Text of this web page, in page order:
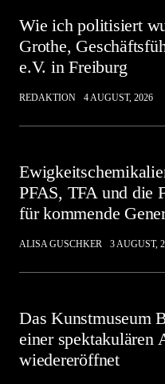
Wie ich politisiert
Grothe,
e.V. in Freiburg
REDAKTION 4 AUGUST, 2026
PFAS, TFA und die
für kommende
ALISA GUSCHKER 3 AUGUST,
Das Kunstmuseum
einer spektakulären
wiedereröffnet